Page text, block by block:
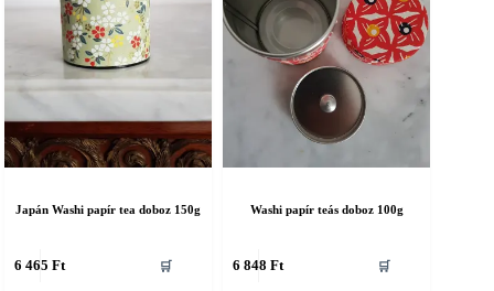
Japán Washi papír tea doboz 150g
6 465Ft 🛒
Washi papír teás doboz 100g
6 848Ft 🛒